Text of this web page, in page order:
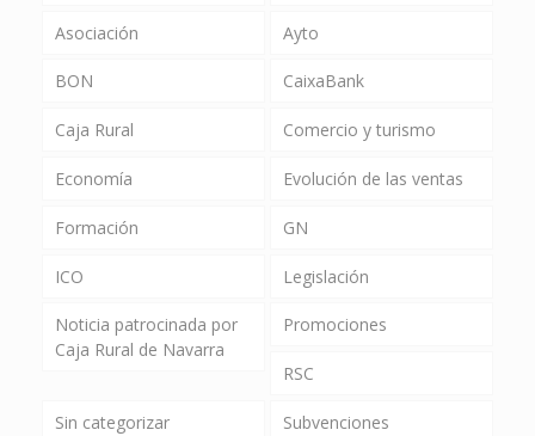
Asociación Ayto
BON CaixaBank
Caja Rural Comercio y turismo
Economía Evolución de las ventas
Formación GN
ICO Legislación
Noticia patrocinada por
Caja Rural de Navarra
Promociones
RSC
Sin categorizar Subvenciones